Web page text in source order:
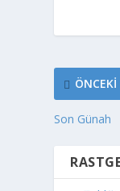
ÖNCEKI
Son Günah